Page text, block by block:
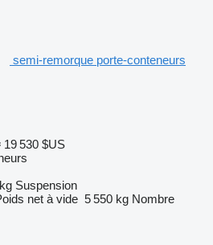
semi-remorque porte-conteneurs
19 530 $US
Suspension
net à vide 5 550 kg Nombre